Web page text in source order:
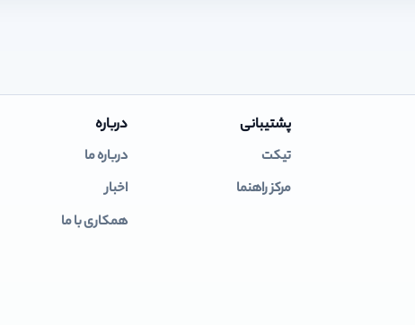
پشتیبانی
تیکت
مرکز راهنما
درباره
درباره ما
اخبار
همکاری با ما